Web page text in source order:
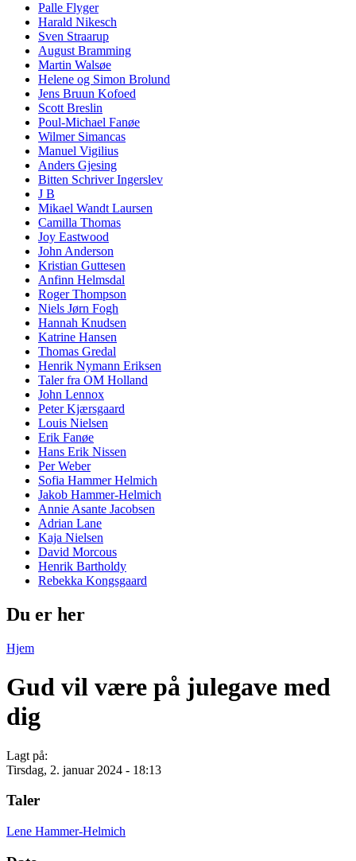
Palle Flyger
Harald Nikesch
Sven Straarup
August Bramming
Martin Walsøe
Helene og Simon Brolund
Jens Bruun Kofoed
Scott Breslin
Poul-Michael Fanøe
Wilmer Simancas
Manuel Vigilius
Anders Gjesing
Bitten Schriver Ingerslev
J B
Mikael Wandt Laursen
Camilla Thomas
Joy Eastwood
John Anderson
Kristian Guttesen
Anfinn Helmsdal
Roger Thompson
Niels Jørn Fogh
Hannah Knudsen
Katrine Hansen
Thomas Gredal
Henrik Nymann Eriksen
Taler fra OM Holland
John Lennox
Peter Kjærsgaard
Louis Nielsen
Erik Fanøe
Hans Erik Nissen
Per Weber
Sofia Hammer Helmich
Jakob Hammer-Helmich
Annie Asante Jacobsen
Adrian Lane
Kaja Nielsen
David Morcous
Henrik Bartholdy
Rebekka Kongsgaard
Du er her
Hjem
Gud vil være på julegave med
dig
Lagt på:
Tirsdag, 2. januar 2024 - 18:13
Taler
Lene Hammer-Helmich